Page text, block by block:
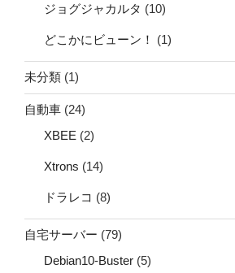
ジョグジャカルタ (10)
どこかにビューン！ (1)
未分類 (1)
自動車 (24)
XBEE (2)
Xtrons (14)
ドラレコ (8)
自宅サーバー (79)
Debian10-Buster (5)